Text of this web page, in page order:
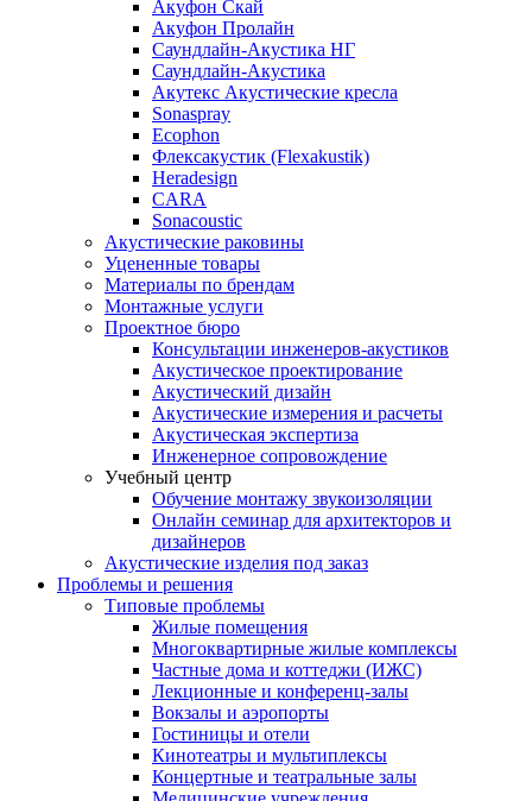
Акуфон Скай
Акуфон Пролайн
Саундлайн-Акустика НГ
Саундлайн-Акустика
Акутекс Акустические кресла
Sonaspray
Ecophon
Флексакустик (Flexakustik)
Heradesign
CARA
Sonacoustic
Акустические раковины
Уцененные товары
Материалы по брендам
Монтажные услуги
Проектное бюро
Консультации инженеров-акустиков
Акустическое проектирование
Акустический дизайн
Акустические измерения и расчеты
Акустическая экспертиза
Инженерное сопровождение
Учебный центр
Обучение монтажу звукоизоляции
Онлайн семинар для архитекторов и
дизайнеров
Акустические изделия под заказ
Проблемы и решения
Типовые проблемы
Жилые помещения
Многоквартирные жилые комплексы
Частные дома и коттеджи (ИЖС)
Лекционные и конференц-залы
Вокзалы и аэропорты
Гостиницы и отели
Кинотеатры и мультиплексы
Концертные и театральные залы